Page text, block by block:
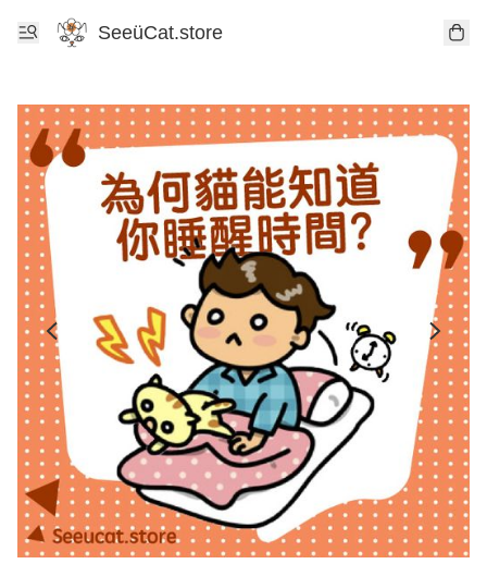
SeeüCat.store